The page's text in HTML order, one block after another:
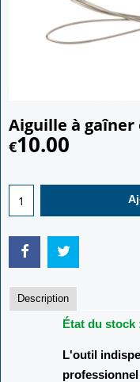
Aiguille à gaîner
€10.00
Description
État du stock
L'outil